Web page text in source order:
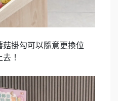
菇掛勾可以隨意更換位
！